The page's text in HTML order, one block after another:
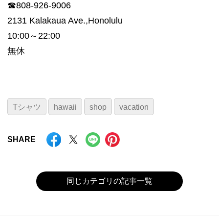
☎808-926-9006
2131 Kalakaua Ave.,Honolulu
10:00～22:00
無休
Tシャツ hawaii shop vacation
SHARE
同じカテゴリの記事一覧